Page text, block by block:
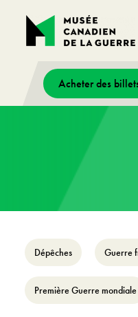
Acheter des
Dépêches Guerre
Première Guerre mondiale